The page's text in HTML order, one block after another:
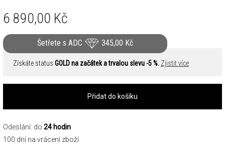
6 890,00 Kč
Šetřete s ADC 345,00 Kč
Získáte status GOLD na začátek a trvalou slevu -5 %. Zjistit více
Přidat do košíku
Odeslání: do 24 hodin
100 dní na vrácení zboží